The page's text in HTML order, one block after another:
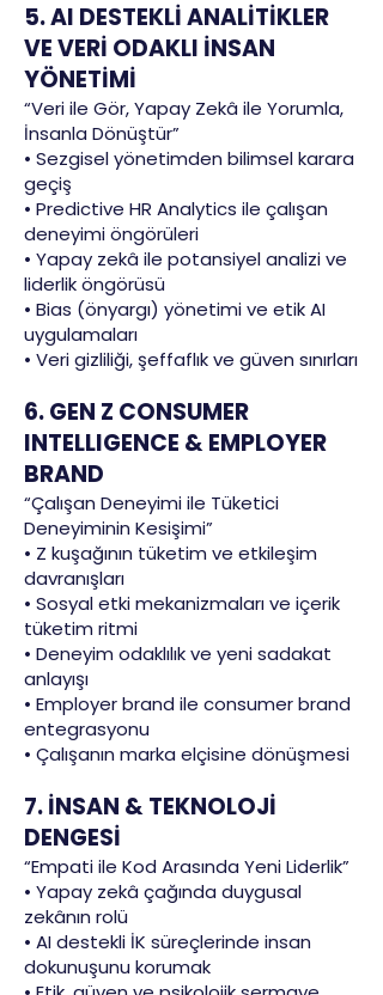
5. AI DESTEKLİ ANALİTİKLER
VE VERİ ODAKLI İNSAN
YÖNETİMİ
“Veri ile Gör, Yapay Zekâ ile Yorumla,
İnsanla Dönüştür”
• Sezgisel yönetimden bilimsel karara
geçiş
• Predictive HR Analytics ile çalışan
deneyimi öngörüleri
• Yapay zekâ ile potansiyel analizi ve
liderlik öngörüsü
• Bias (önyargı) yönetimi ve etik AI
uygulamaları
• Veri gizliliği, şeffaflık ve güven sınırları
6. GEN Z CONSUMER
INTELLIGENCE & EMPLOYER
BRAND
“Çalışan Deneyimi ile Tüketici
Deneyiminin Kesişimi”
• Z kuşağının tüketim ve etkileşim
davranışları
• Sosyal etki mekanizmaları ve içerik
tüketim ritmi
• Deneyim odaklılık ve yeni sadakat
anlayışı
• Employer brand ile consumer brand
entegrasyonu
• Çalışanın marka elçisine dönüşmesi
7. İNSAN & TEKNOLOJİ
DENGESİ
“Empati ile Kod Arasında Yeni Liderlik”
• Yapay zekâ çağında duygusal
zekânın rolü
• AI destekli İK süreçlerinde insan
dokunuşunu korumak